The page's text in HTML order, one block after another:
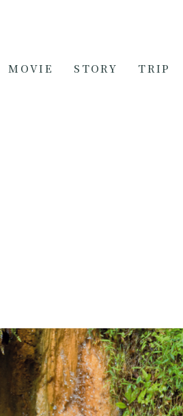
MOVIE STORY TRIP